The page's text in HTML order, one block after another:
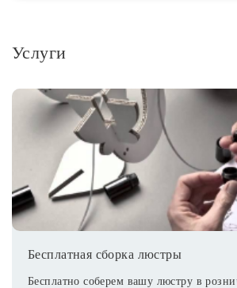
Услуги
Бесплатная сборка люстры
Бесплатно соберем вашу люстру в